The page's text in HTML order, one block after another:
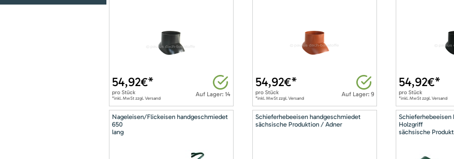
Auf Lager: 14
54,92€*
pro Stück
*inkl. MwSt zzgl. Versand
Auf Lager: 9
54,92€*
pro Stück
*inkl. MwSt zzgl. Versand
54,92€*
pro Stück
*inkl. MwSt zzgl. Versand
Nageleisen/Flickeisen handgeschmiedet
650
lang
Schieferhebeeisen handgeschmiedet
sächsische Produktion / Adner
Holzgriff
sächsische